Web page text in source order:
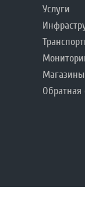
Услуги
Магазины
Обратная